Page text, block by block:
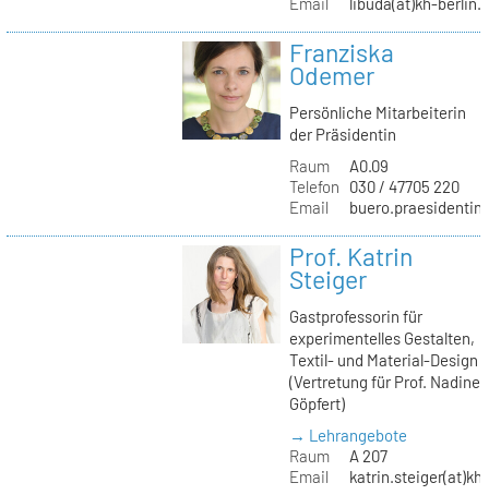
Franziska
Odemer
Persönliche Mitarbeiterin
der Präsidentin
Raum
A0.09
Telefon
030 / 47705 220
Email
Prof. Katrin
Steiger
Gastprofessorin für
experimentelles Gestalten,
Textil- und Material-Design
(Vertretung für Prof. Nadine
Göpfert)
→ Lehrangebote
Raum
A 207
Email